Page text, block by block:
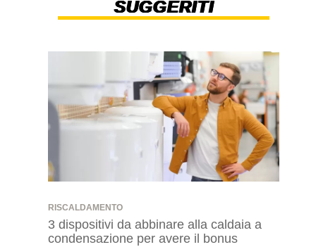
SUGGERITI
RISCALDAMENTO
3 dispositivi da abbinare alla caldaia a
condensazione per avere il bonus